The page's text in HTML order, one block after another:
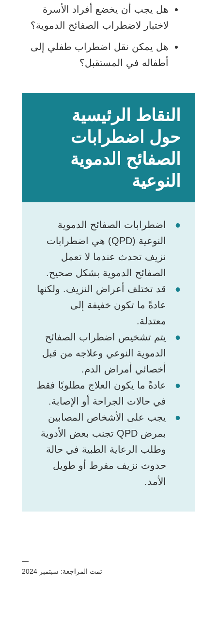
هل يجب أن يخضع أفراد الأسرة
لاختبار لاضطراب الصفائح الدموية؟
هل يمكن نقل اضطراب طفلي إلى
أطفاله في المستقبل؟
النقاط الرئيسية
حول اضطرابات
الصفائح الدموية
النوعية
اضطرابات الصفائح الدموية
النوعية (QPD) هي اضطرابات
نزيف تحدث عندما لا تعمل
الصفائح الدموية بشكل صحيح.
قد تختلف أعراض النزيف. ولكنها
عادةً ما تكون خفيفة إلى
معتدلة.
يتم تشخيص اضطراب الصفائح
الدموية النوعي وعلاجه من قبل
أخصائي أمراض الدم.
عادةً ما يكون العلاج مطلوبًا فقط
في حالات الجراحة أو الإصابة.
يجب على الأشخاص المصابين
بمرض QPD تجنب بعض الأدوية
وطلب الرعاية الطبية في حالة
حدوث نزيف مفرط أو طويل
الأمد.
—
تمت المراجعة: سبتمبر 2024